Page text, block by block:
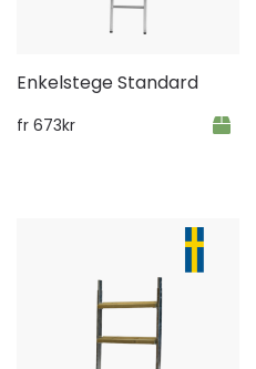
Enkelstege Standard
fr 673kr